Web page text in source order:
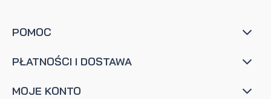
POMOC
PŁATNOŚCI I DOSTAWA
MOJE KONTO